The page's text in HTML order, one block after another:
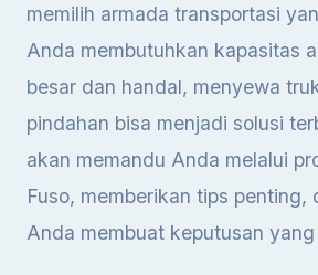
memilih armada transportasi
Anda membutuhkan kapasitas
besar dan handal, menyewa
pindahan bisa menjadi solusi
akan memandu Anda melalui
Fuso, memberikan tips penting,
Anda membuat keputusan